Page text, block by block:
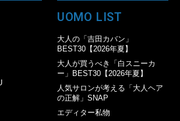
UOMO LIST
大人の「吉田カバン」
BEST30【2026年夏】
大人が買うべき「白スニーカ
ー」BEST30【2026年夏】
人気サロンが考える「大人ヘア
の正解」SNAP
エディター私物